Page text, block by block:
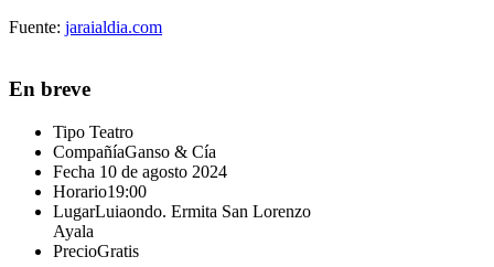
Fuente: jaraialdia.com
En breve
Tipo Teatro
CompañíaGanso & Cía
Fecha 10 de agosto 2024
Horario19:00
LugarLuiaondo. Ermita San Lorenzo
Ayala
PrecioGratis